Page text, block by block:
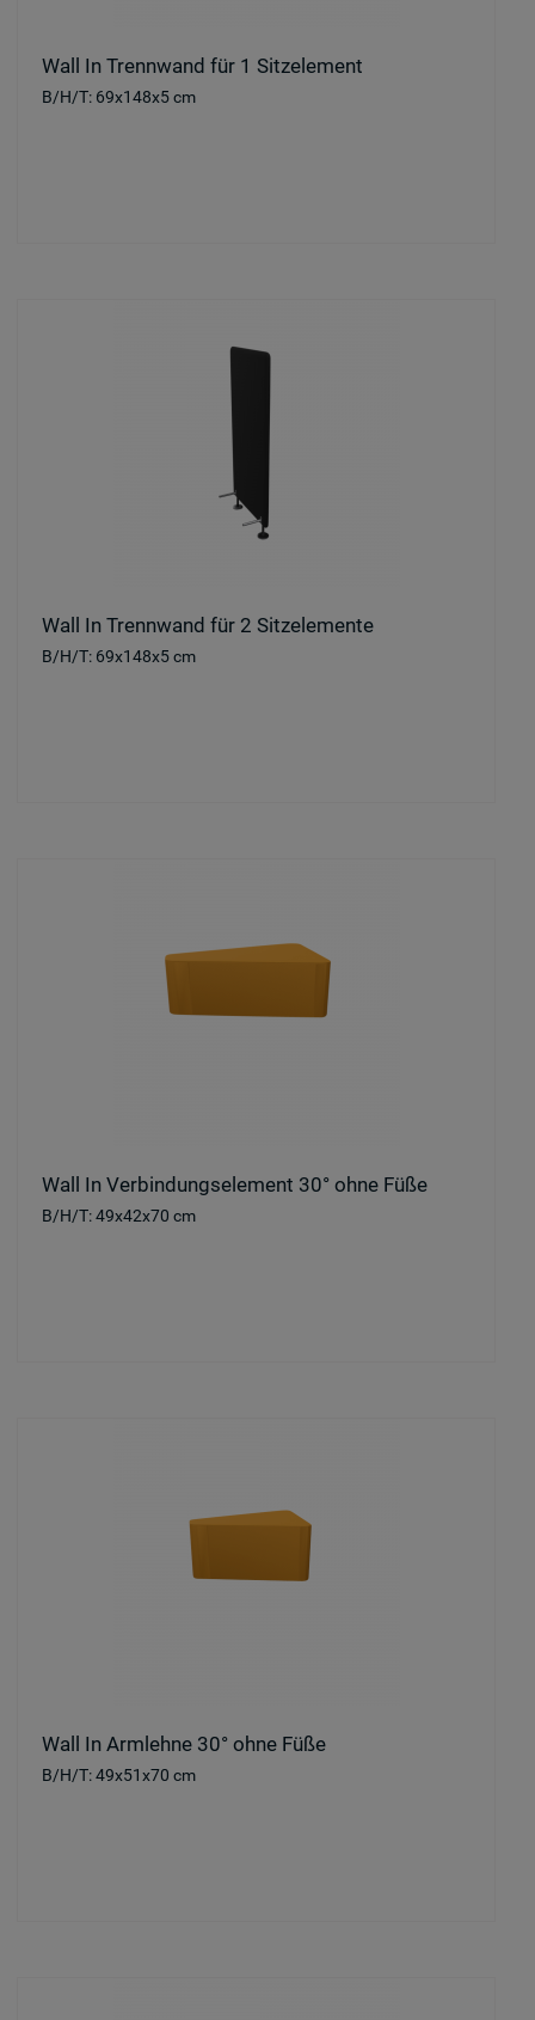
Wall In Trennwand für 1 Sitzelement
B/H/T: 69x148x5 cm
Wall In Trennwand für 2 Sitzelemente
B/H/T: 69x148x5 cm
Wall In Verbindungselement 30° ohne Füße
B/H/T: 49x42x70 cm
Wall In Armlehne 30° ohne Füße
B/H/T: 49x51x70 cm